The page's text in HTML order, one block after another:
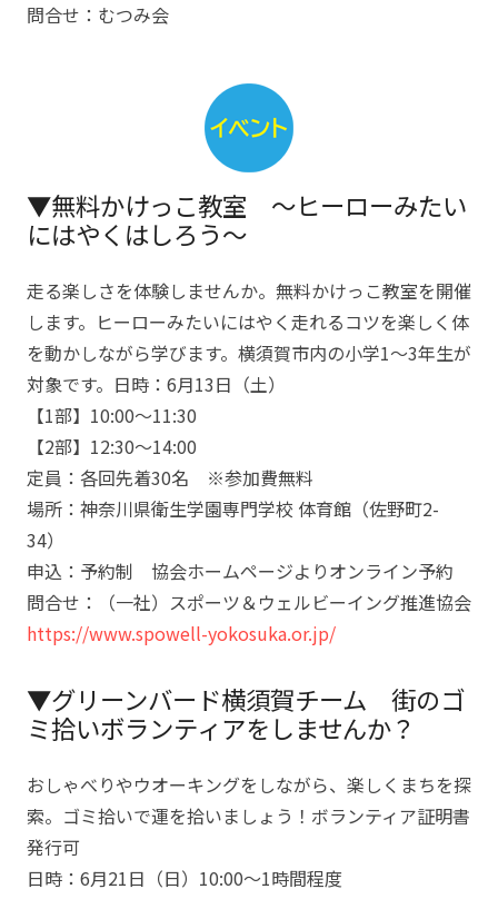
問合せ：むつみ会
▼無料かけっこ教室 ～ヒーローみたい
にはやくはしろう～
走る楽しさを体験しませんか。無料かけっこ教室を開催
します。ヒーローみたいにはやく走れるコツを楽しく体
を動かしながら学びます。横須賀市内の小学1～3年生が
対象です。日時：6月13日（土）
【1部】10:00～11:30
【2部】12:30～14:00
定員：各回先着30名 ※参加費無料
場所：神奈川県衛生学園専門学校 体育館（佐野町2-
34）
申込：予約制 協会ホームページよりオンライン予約
問合せ：（一社）スポーツ＆ウェルビーイング推進協会
https://www.spowell-yokosuka.or.jp/
▼グリーンバード横須賀チーム 街のゴ
ミ拾いボランティアをしませんか？
おしゃべりやウオーキングをしながら、楽しくまちを探
索。ゴミ拾いで運を拾いましょう！ボランティア証明書
発行可
日時：6月21日（日）10:00～1時間程度